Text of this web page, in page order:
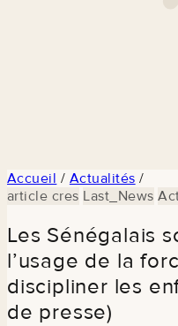
Accueil / Actualités /
article cres Last_News
Les Sénégalais
l’usage de la
discipliner les
de presse)